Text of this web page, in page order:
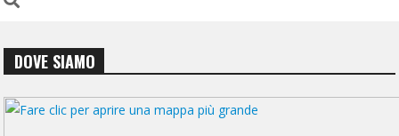
DOVE SIAMO